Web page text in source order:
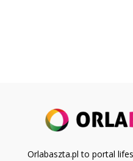
Orlabaszta.pl to portal